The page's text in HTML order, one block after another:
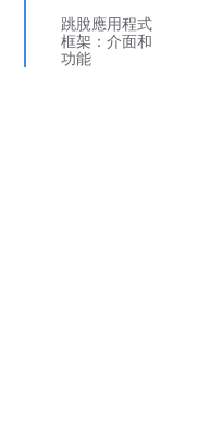
跳脫應用程式
框架：介面和
功能